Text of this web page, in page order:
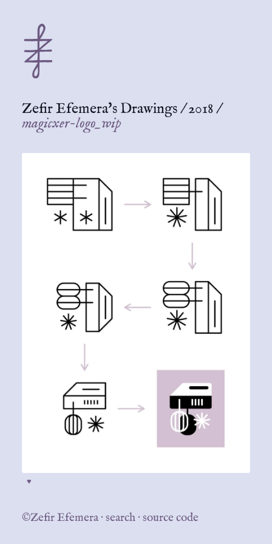
Zefir Efemera's Drawings/2018/
magicxer-logo_wip
♥
©Zefir Efemera ·search ·source code